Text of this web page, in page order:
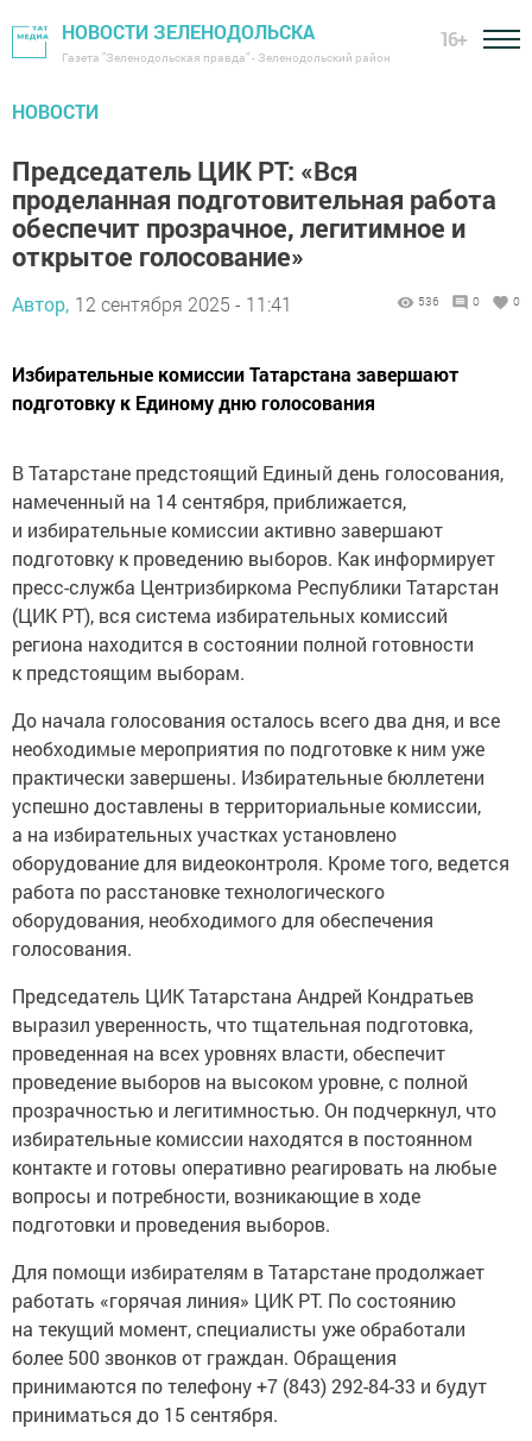
НОВОСТИ ЗЕЛЕНОДОЛЬСКА
Газета "Зеленодольская правда" - Зеленодольский район
16+
НОВОСТИ
Председатель ЦИК РТ: «Вся
проделанная подготовительная работа
обеспечит прозрачное, легитимное и
открытое голосование»
Автор, 12 сентября 2025 - 11:41 536 0 0
Избирательные комиссии Татарстана завершают
подготовку к Единому дню голосования
В Татарстане предстоящий Единый день голосования,
намеченный на 14 сентября, приближается,
и избирательные комиссии активно завершают
подготовку к проведению выборов. Как информирует
пресс-служба Центризбиркома Республики Татарстан
(ЦИК РТ), вся система избирательных комиссий
региона находится в состоянии полной готовности
к предстоящим выборам.
До начала голосования осталось всего два дня, и все
необходимые мероприятия по подготовке к ним уже
практически завершены. Избирательные бюллетени
успешно доставлены в территориальные комиссии,
а на избирательных участках установлено
оборудование для видеоконтроля. Кроме того, ведется
работа по расстановке технологического
оборудования, необходимого для обеспечения
голосования.
Председатель ЦИК Татарстана Андрей Кондратьев
выразил уверенность, что тщательная подготовка,
проведенная на всех уровнях власти, обеспечит
проведение выборов на высоком уровне, с полной
прозрачностью и легитимностью. Он подчеркнул, что
избирательные комиссии находятся в постоянном
контакте и готовы оперативно реагировать на любые
вопросы и потребности, возникающие в ходе
подготовки и проведения выборов.
Для помощи избирателям в Татарстане продолжает
работать «горячая линия» ЦИК РТ. По состоянию
на текущий момент, специалисты уже обработали
более 500 звонков от граждан. Обращения
принимаются по телефону +7 (843) 292-84-33 и будут
приниматься до 15 сентября.